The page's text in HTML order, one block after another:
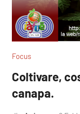
Focus
Coltivare,
canapa.